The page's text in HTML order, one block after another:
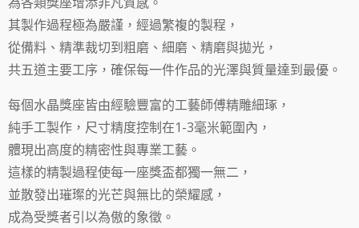
其製作過程極為嚴謹，經過繁複的製程，
從備料、精準裁切到粗磨、細磨、精磨與拋光，
共五道主要工序，確保每一件作品的光澤與質量達到最優。
每個水晶獎座皆由經驗豐富的工藝師傅精雕細琢，
純手工製作，尺寸精度控制在1-3毫米範圍內，
體現出高度的精密性與專業工藝。
這樣的精製過程使每一座獎盃都獨一無二，
並散發出璀璨的光芒與無比的榮耀感，
成為受獎者引以為傲的象徵。